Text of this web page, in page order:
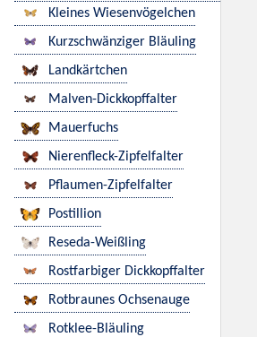
Kleines Wiesenvögelchen
Kurzschwänziger Bläuling
Landkärtchen
Malven-Dickkopffalter
Mauerfuchs
Nierenfleck-Zipfelfalter
Pflaumen-Zipfelfalter
Postillion
Reseda-Weißling
Rostfarbiger Dickkopffalter
Rotbraunes Ochsenauge
Rotklee-Bläuling